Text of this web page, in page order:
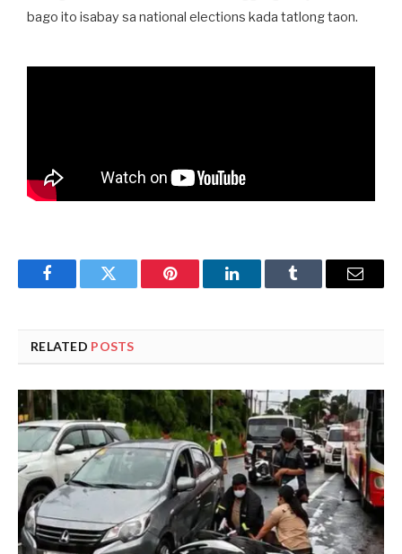
bago ito isabay sa national elections kada tatlong taon.
FacebookTwitter Pinterest LinkedInTumblr Email
RELATED POSTS